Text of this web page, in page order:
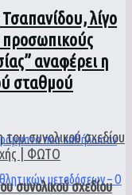
λίγο
προσωπικούς
αναφέρει η
σταθμού
συνολικού σχεδίου